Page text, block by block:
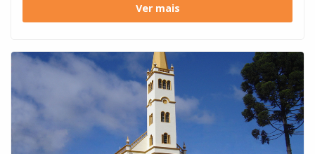
Ver mais